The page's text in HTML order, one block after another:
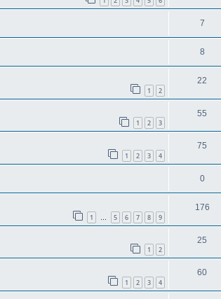
7
8
1 2
22
1 2 3
55
1 2 3 4
75
0
1 … 5 6 7 8 9
176
1 2
25
1 2 3 4
60